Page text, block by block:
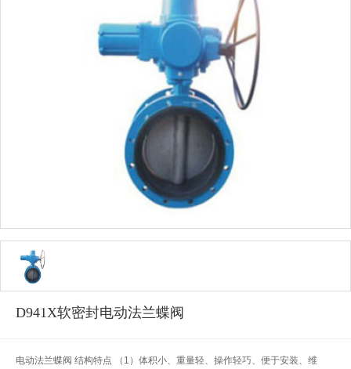
D941X软密封电动法兰蝶阀
电动法兰蝶阀 结构特点 （1）体积小、重量轻、操作轻巧、便于安装、维